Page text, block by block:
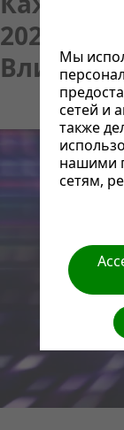
2025 |
Мы
сетей и
также
нашими
сетям,